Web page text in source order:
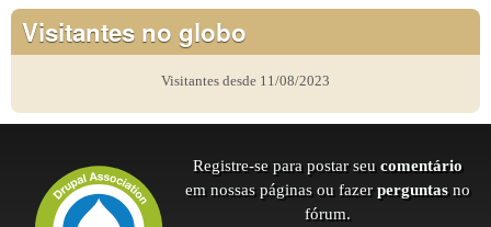
Visitantes no globo
Visitantes desde 11/08/2023
Registre-se para postar seu comentário
em nossas páginas ou fazer perguntas no
fórum.